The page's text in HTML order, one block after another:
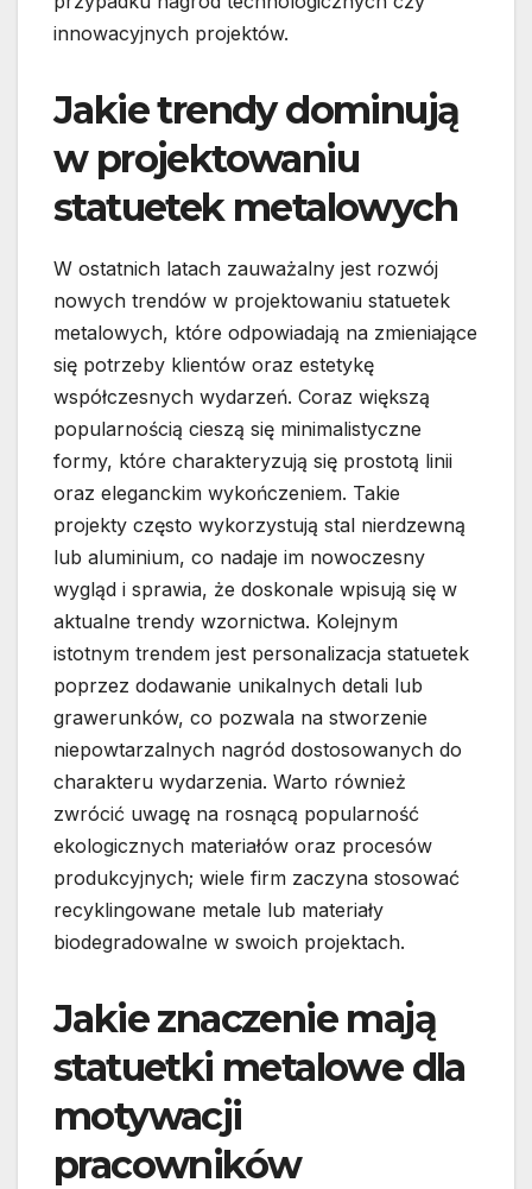
innowacyjnych projektów.
Jakie trendy dominują
w projektowaniu
statuetek metalowych
W ostatnich latach zauważalny jest rozwój
nowych trendów w projektowaniu statuetek
metalowych, które odpowiadają na zmieniające
się potrzeby klientów oraz estetykę
współczesnych wydarzeń. Coraz większą
popularnością cieszą się minimalistyczne
formy, które charakteryzują się prostotą linii
oraz eleganckim wykończeniem. Takie
projekty często wykorzystują stal nierdzewną
lub aluminium, co nadaje im nowoczesny
wygląd i sprawia, że doskonale wpisują się w
aktualne trendy wzornictwa. Kolejnym
istotnym trendem jest personalizacja statuetek
poprzez dodawanie unikalnych detali lub
grawerunków, co pozwala na stworzenie
niepowtarzalnych nagród dostosowanych do
charakteru wydarzenia. Warto również
zwrócić uwagę na rosnącą popularność
ekologicznych materiałów oraz procesów
produkcyjnych; wiele firm zaczyna stosować
recyklingowane metale lub materiały
biodegradowalne w swoich projektach.
Jakie znaczenie mają
statuetki metalowe dla
motywacji
pracowników